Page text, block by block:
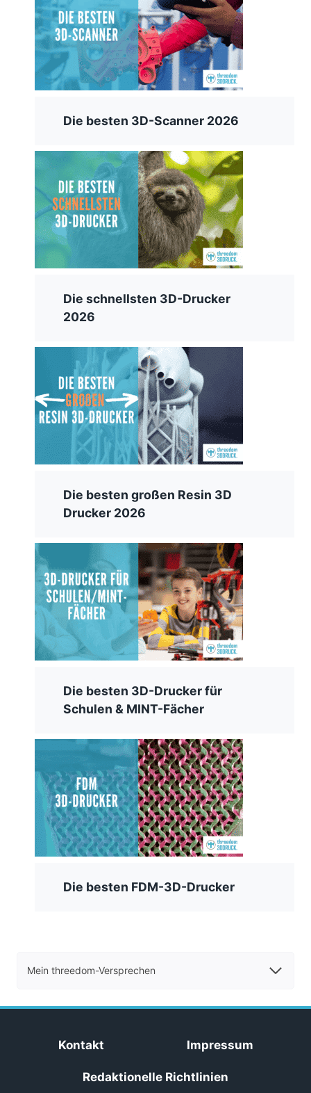
Die besten 3D-Scanner 2026
Die schnellsten 3D-Drucker
2026
Die besten großen Resin 3D
Drucker 2026
Die besten 3D-Drucker für
Schulen & MINT-Fächer
Die besten FDM-3D-Drucker
Mein threedom-Versprechen
Kontakt Impressum
Redaktionelle Richtlinien